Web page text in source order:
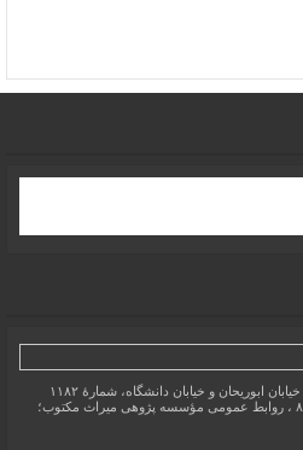
تهران، خیابان انقلاب اسلامی، بین خیابان ابوریحان و خیابان دانشگاه، شمارۀ ۱۱۸۲
(ساختمان فروردین)، طبقۀ دوم، واحد ۸ ، روابط عمومی مؤسسه پژوهی میراث مکتوب؛